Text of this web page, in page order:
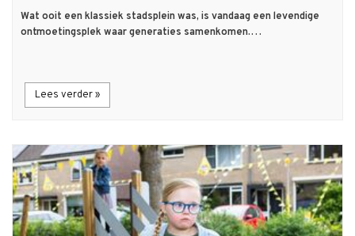
Wat ooit een klassiek stadsplein was, is vandaag een levendige
ontmoetingsplek waar generaties samenkomen.…
Lees verder »